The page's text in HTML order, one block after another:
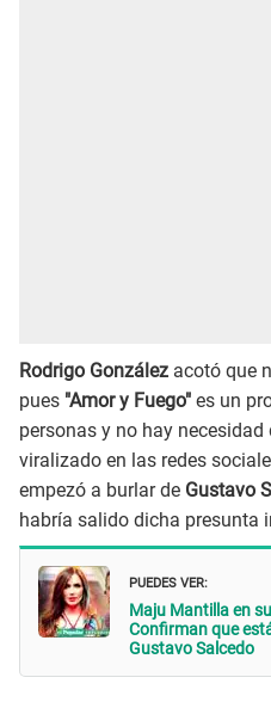
Rodrigo González acotó que
pues "Amor y Fuego" es un
personas y no hay necesidad
viralizado en las redes
empezó a burlar de Gustavo
habría salido dicha presunta
PUEDES VER:
Maju Mantilla en
Confirman que
Gustavo Salcedo